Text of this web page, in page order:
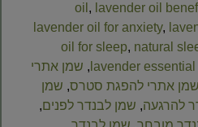
oil , lavender oil
lavender oil for anxiety,
oil for sleep, natural
lavender essential
, שמן אתרי
שמן אתרי להפגת סטרס, שמן
להרגעה, שמן לבנדר לפנים,